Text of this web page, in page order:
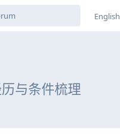
English
与条件梳理